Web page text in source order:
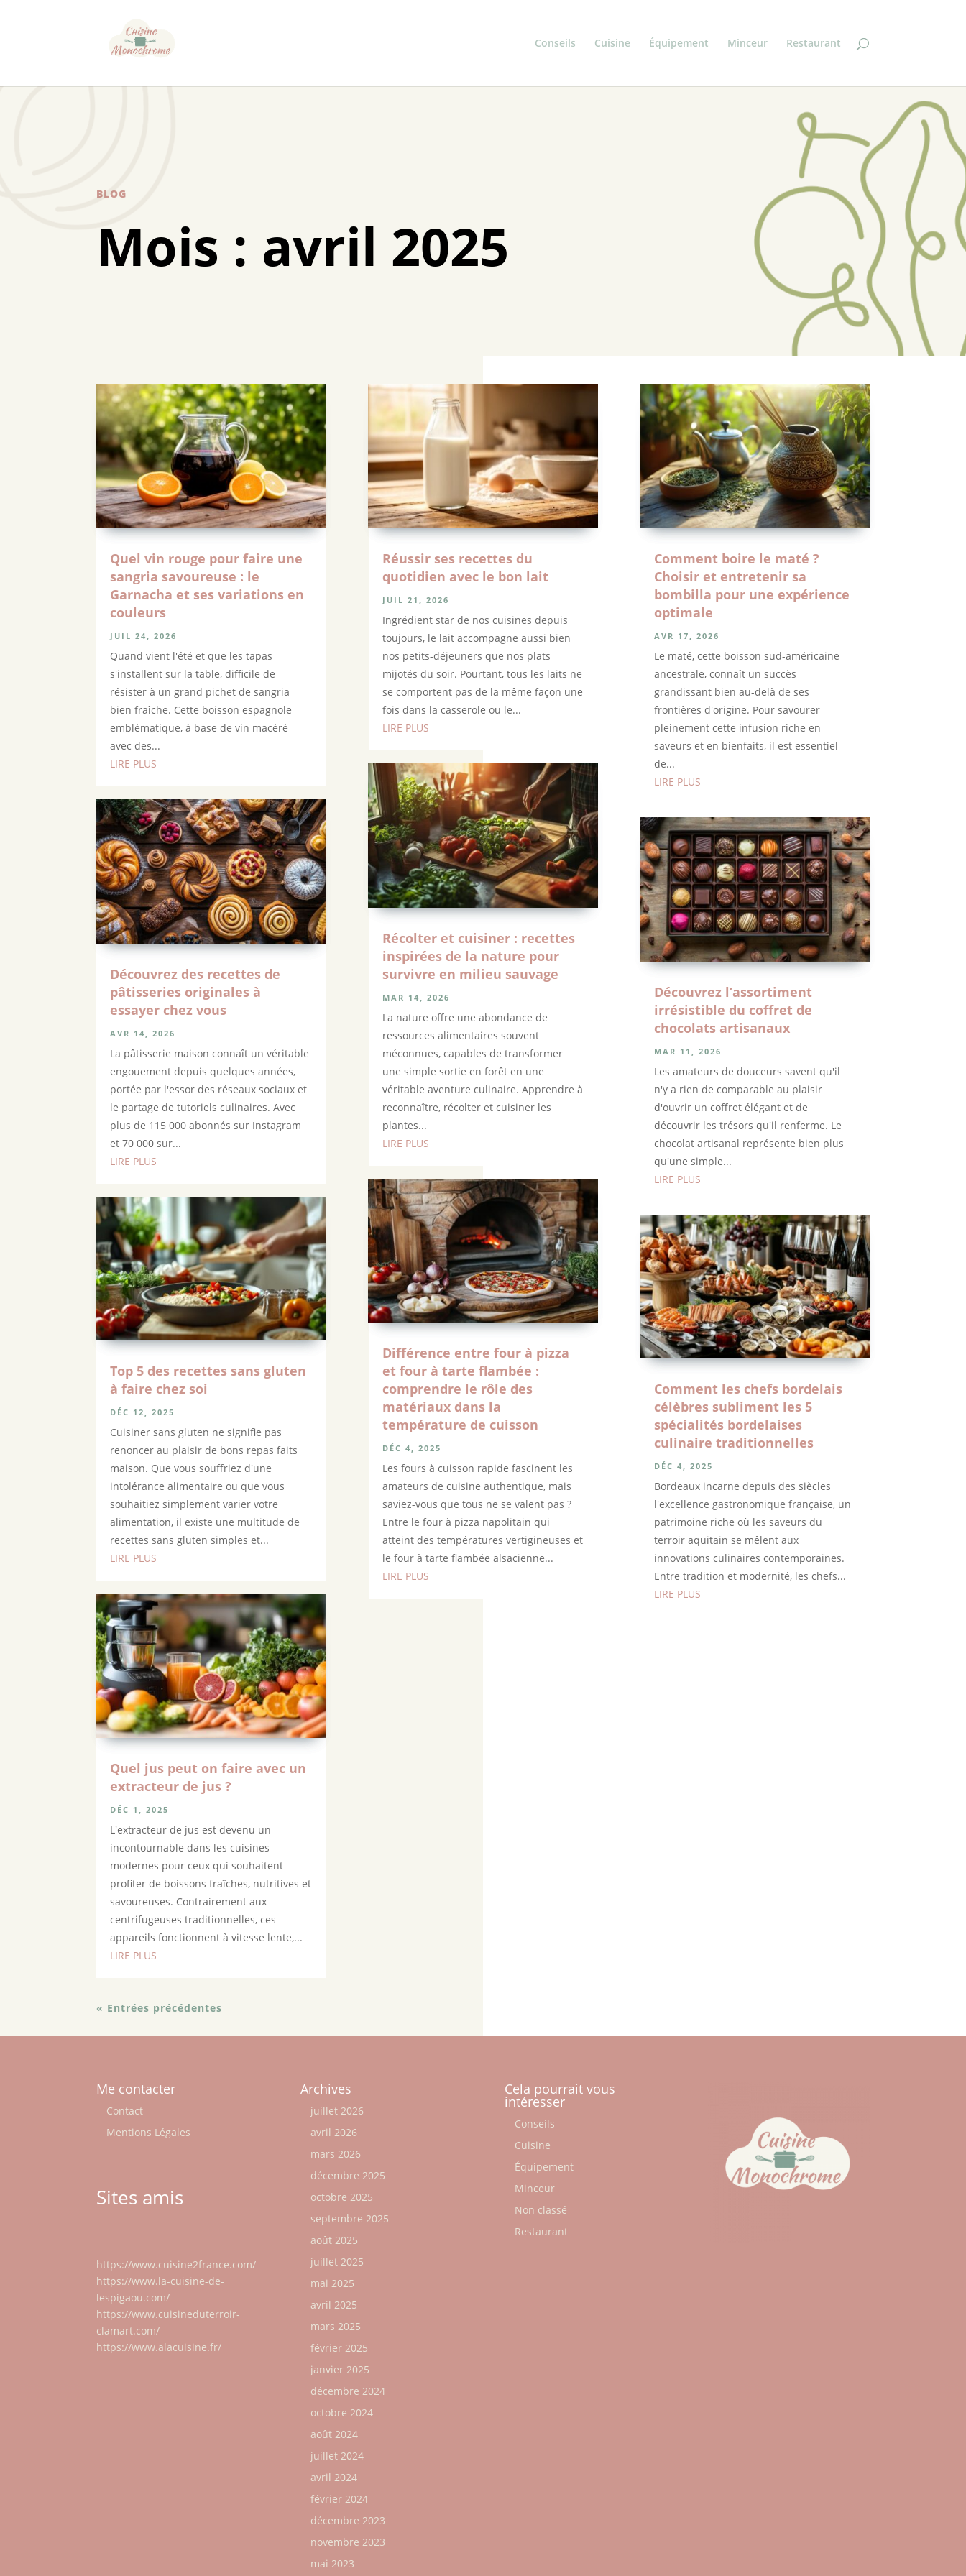
Conseils Cuisine Équipement Minceur Restaurant
BLOG
Mois : avril 2025
Quel vin rouge pour faire une
sangria savoureuse : le
Garnacha et ses variations en
couleurs
JUIL 24, 2026
Quand vient l'été et que les tapas
s'installent sur la table, difficile de
résister à un grand pichet de sangria
bien fraîche. Cette boisson espagnole
emblématique, à base de vin macéré
avec des...
LIRE PLUS
Découvrez des recettes de
pâtisseries originales à
essayer chez vous
AVR 14, 2026
La pâtisserie maison connaît un véritable
engouement depuis quelques années,
portée par l'essor des réseaux sociaux et
le partage de tutoriels culinaires. Avec
plus de 115 000 abonnés sur Instagram
et 70 000 sur...
LIRE PLUS
Top 5 des recettes sans gluten
à faire chez soi
DÉC 12, 2025
Cuisiner sans gluten ne signifie pas
renoncer au plaisir de bons repas faits
maison. Que vous souffriez d'une
intolérance alimentaire ou que vous
souhaitiez simplement varier votre
alimentation, il existe une multitude de
recettes sans gluten simples et...
LIRE PLUS
Quel jus peut on faire avec un
extracteur de jus ?
DÉC 1, 2025
L'extracteur de jus est devenu un
incontournable dans les cuisines
modernes pour ceux qui souhaitent
profiter de boissons fraîches, nutritives et
savoureuses. Contrairement aux
centrifugeuses traditionnelles, ces
appareils fonctionnent à vitesse lente,...
LIRE PLUS
Réussir ses recettes du
quotidien avec le bon lait
JUIL 21, 2026
Ingrédient star de nos cuisines depuis
toujours, le lait accompagne aussi bien
nos petits-déjeuners que nos plats
mijotés du soir. Pourtant, tous les laits ne
se comportent pas de la même façon une
fois dans la casserole ou le...
LIRE PLUS
Récolter et cuisiner : recettes
inspirées de la nature pour
survivre en milieu sauvage
MAR 14, 2026
La nature offre une abondance de
ressources alimentaires souvent
méconnues, capables de transformer
une simple sortie en forêt en une
véritable aventure culinaire. Apprendre à
reconnaître, récolter et cuisiner les
plantes...
LIRE PLUS
Différence entre four à pizza
et four à tarte flambée :
comprendre le rôle des
matériaux dans la
température de cuisson
DÉC 4, 2025
Les fours à cuisson rapide fascinent les
amateurs de cuisine authentique, mais
saviez-vous que tous ne se valent pas ?
Entre le four à pizza napolitain qui
atteint des températures vertigineuses et
le four à tarte flambée alsacienne...
LIRE PLUS
Comment boire le maté ?
Choisir et entretenir sa
bombilla pour une expérience
optimale
AVR 17, 2026
Le maté, cette boisson sud-américaine
ancestrale, connaît un succès
grandissant bien au-delà de ses
frontières d'origine. Pour savourer
pleinement cette infusion riche en
saveurs et en bienfaits, il est essentiel
de...
LIRE PLUS
Découvrez l’assortiment
irrésistible du coffret de
chocolats artisanaux
MAR 11, 2026
Les amateurs de douceurs savent qu'il
n'y a rien de comparable au plaisir
d'ouvrir un coffret élégant et de
découvrir les trésors qu'il renferme. Le
chocolat artisanal représente bien plus
qu'une simple...
LIRE PLUS
Comment les chefs bordelais
célèbres subliment les 5
spécialités bordelaises
culinaire traditionnelles
DÉC 4, 2025
Bordeaux incarne depuis des siècles
l'excellence gastronomique française, un
patrimoine riche où les saveurs du
terroir aquitain se mêlent aux
innovations culinaires contemporaines.
Entre tradition et modernité, les chefs...
LIRE PLUS
« Entrées précédentes
Me contacter
Contact
Mentions Légales
Sites amis
https://www.cuisine2france.com/
https://www.la-cuisine-de-
lespigaou.com/
https://www.cuisineduterroir-
clamart.com/
https://www.alacuisine.fr/
Archives
juillet 2026
avril 2026
mars 2026
décembre 2025
octobre 2025
septembre 2025
août 2025
juillet 2025
mai 2025
avril 2025
mars 2025
février 2025
janvier 2025
décembre 2024
octobre 2024
août 2024
juillet 2024
avril 2024
février 2024
décembre 2023
novembre 2023
mai 2023
Cela pourrait vous
intéresser
Conseils
Cuisine
Équipement
Minceur
Non classé
Restaurant